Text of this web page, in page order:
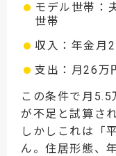
モデル世帯：
世帯
収入：年金月
支出：月26万
この条件で月
が不足と試算さ
しかしこれは「
ん。住居形態、